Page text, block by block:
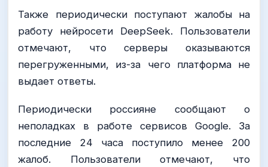
Также периодически поступают жалобы на
работу нейросети DeepSeek. Пользователи
отмечают, что серверы оказываются
перегруженными, из-за чего платформа не
выдает ответы.
Периодически россияне сообщают о
неполадках в работе сервисов Google. За
последние 24 часа поступило менее 200
жалоб. Пользователи отмечают, что